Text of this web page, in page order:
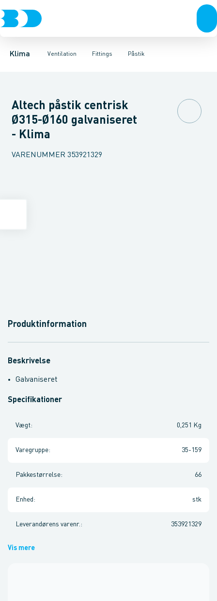
Klima Ventilation
Ventilation VarmepumperElKlimaværktøj
Fittings
Fittings RørSlangerSpjældLyddæmpereVentiler
Påstik
RørBøjninger 90gr.Bøjninger 60gr. Bøjninger 45gr.
Altech påstik centrisk
Ø315-Ø160 galvaniseret
- Klima
VARENUMMER 353921329
Produktinformation
Beskrivelse
Galvaniseret
Specifikationer
Vægt: 0,251 Kg
Varegruppe: 35-159
Pakkestørrelse: 66
Enhed : stk
Leverandørens varenr. : 353921329
Vis mere